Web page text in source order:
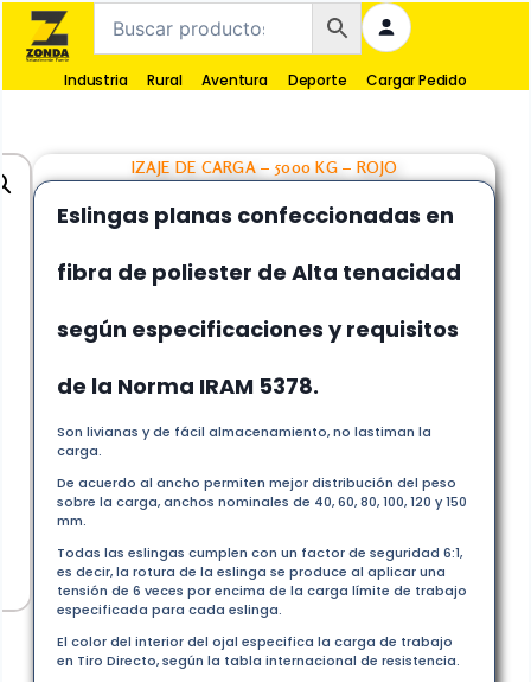
Industria Rural Aventura Deporte Cargar Pedido
IZAJE DE CARGA – 5000 KG – ROJO
Eslingas planas confeccionadas en
fibra de poliester de Alta tenacidad
según especificaciones y requisitos
de la Norma IRAM 5378.
Son livianas y de fácil almacenamiento, no lastiman la
carga.
De acuerdo al ancho permiten mejor distribución del peso
sobre la carga, anchos nominales de 40, 60, 80, 100, 120 y 150
mm.
Todas las eslingas cumplen con un factor de seguridad 6:1,
es decir, la rotura de la eslinga se produce al aplicar una
tensión de 6 veces por encima de la carga lí­mite de trabajo
especificada para cada eslinga.
El color del interior del ojal especifica la carga de trabajo
en Tiro Directo, según la tabla internacional de resistencia.